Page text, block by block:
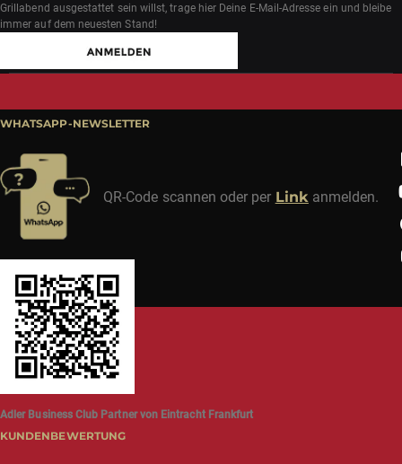
Grillabend ausgestattet sein willst, trage hier Deine E-Mail-Adresse ein und bleibe
immer auf dem neuesten Stand!
WHATSAPP-NEWSLETTER
QR-Code scannen oder per Link anmelden.
Adler Business Club Partner von Eintracht Frankfurt
KUNDENBEWERTUNG